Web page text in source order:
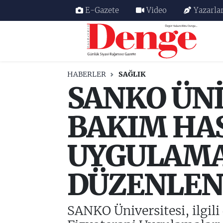
E-Gazete Video
HABERLER SAĞLIK
SANKO
BAKIM
SANKO Üniversitesi,
Nöbetçi Eczaneler
Trafik Durumu
Süper Lig Puan Durumu ve Fikstür
Tüm Manşetler
Son Dakika Haberleri
Haber Arşivi